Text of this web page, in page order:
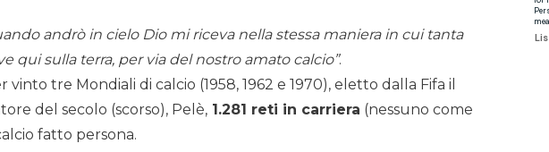
andrò in cielo Dio mi riceva nella stessa maniera in cui tanta
qui sulla terra, per via del nostro amato calcio”.
vinto tre Mondiali di calcio (1958, 1962 e 1970), eletto dalla Fifa il
del secolo (scorso), Pelè, 1.281 reti in carriera (nessuno come
fatto persona.